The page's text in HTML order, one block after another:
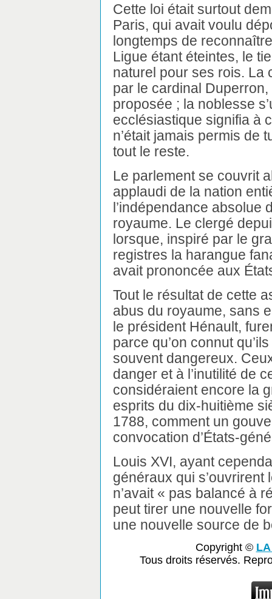
Cette loi était surtout
Paris, qui avait voulu
longtemps de
Ligue étant éteintes, le
naturel pour ses rois. La
par le cardinal Duperron,
proposée ; la noblesse
ecclésiastique signifia à
n’était jamais permis de
tout le reste.
Le parlement se couvrit
applaudi de la nation
l’indépendance absolue
royaume. Le clergé
lorsque, inspiré par le
registres la harangue
avait prononcée aux
Tout le résultat de cette
abus du royaume, sans
le président Hénault,
parce qu’on connut
souvent dangereux.
danger et à l’inutilité de
considéraient encore la
esprits du dix-huitième
1788, comment un
convocation d’États-
Louis XVI, ayant
généraux qui s’ouvrirent
n’avait « pas balancé à
peut tirer une nouvelle
une nouvelle source de
Copyright ©
Tous droits réservés.